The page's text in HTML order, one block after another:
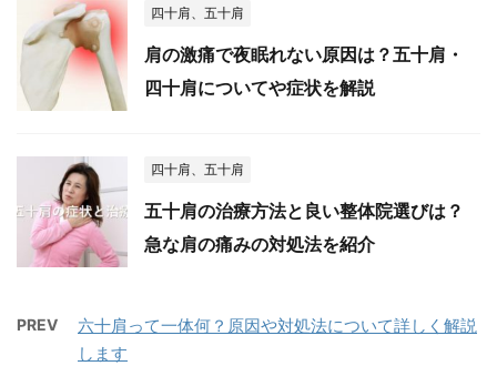
四十肩、五十肩
肩の激痛で夜眠れない原因は？五十肩・
四十肩についてや症状を解説
四十肩、五十肩
五十肩の治療方法と良い整体院選びは？
急な肩の痛みの対処法を紹介
PREV
六十肩って一体何？原因や対処法について詳しく解説
します